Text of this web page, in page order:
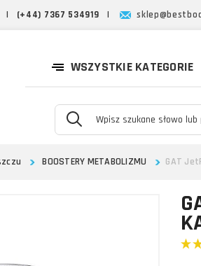
| (+44) 7367 534919 |
WSZYSTKIE KATEGORIE
BOOSTERY METABOLIZMU GAT